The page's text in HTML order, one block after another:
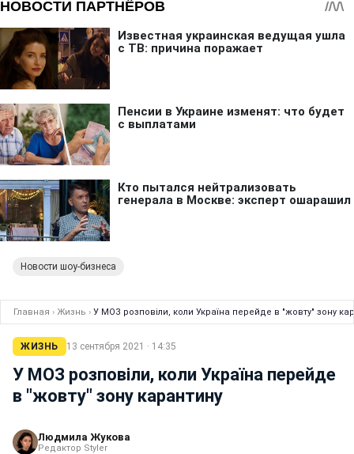
Новости шоу-бизнеса
Главная › Жизнь › У МОЗ розповіли, коли Україна перейде в "жовту" зону
ЖИЗНЬ 13 сентября 2021 · 14:35
У МОЗ розповіли, коли Україна перейде
в "жовту" зону карантину
Людмила Жукова
Редактор Styler